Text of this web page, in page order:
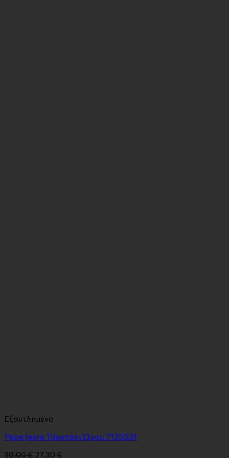
Εξαντλημένο
Pepe Jeans Τσαντάκι Ώμου 7125531
39,00€ 27,30 €